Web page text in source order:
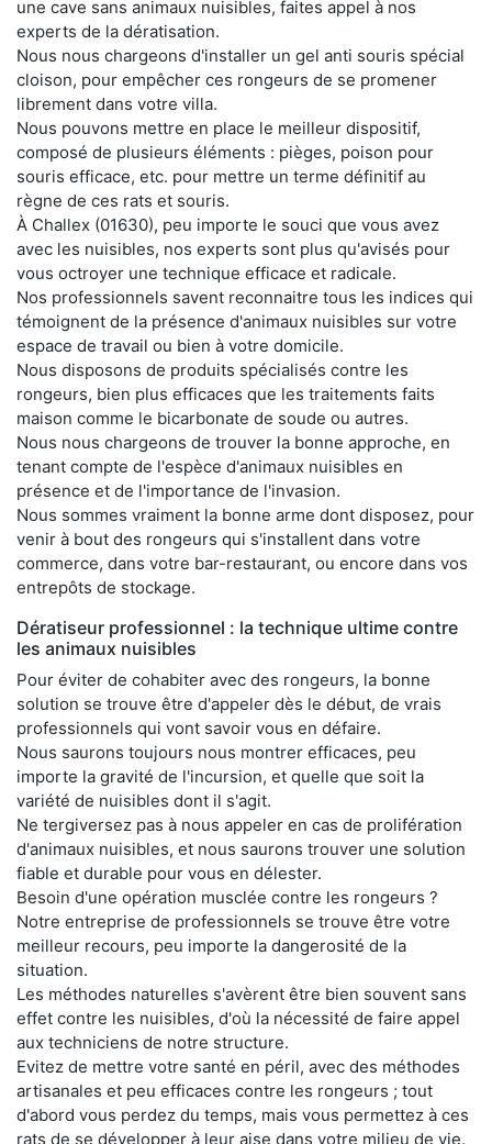
une cave sans animaux nuisibles, faites appel à nos
experts de la dératisation.
Nous nous chargeons d'installer un gel anti souris spécial
cloison, pour empêcher ces rongeurs de se promener
librement dans votre villa.
Nous pouvons mettre en place le meilleur dispositif,
composé de plusieurs éléments : pièges, poison pour
souris efficace, etc. pour mettre un terme définitif au
règne de ces rats et souris.
À Challex (01630), peu importe le souci que vous avez
avec les nuisibles, nos experts sont plus qu'avisés pour
vous octroyer une technique efficace et radicale.
Nos professionnels savent reconnaitre tous les indices qui
témoignent de la présence d'animaux nuisibles sur votre
espace de travail ou bien à votre domicile.
Nous disposons de produits spécialisés contre les
rongeurs, bien plus efficaces que les traitements faits
maison comme le bicarbonate de soude ou autres.
Nous nous chargeons de trouver la bonne approche, en
tenant compte de l'espèce d'animaux nuisibles en
présence et de l'importance de l'invasion.
Nous sommes vraiment la bonne arme dont disposez, pour
venir à bout des rongeurs qui s'installent dans votre
commerce, dans votre bar-restaurant, ou encore dans vos
entrepôts de stockage.
Dératiseur professionnel : la technique ultime contre
les animaux nuisibles
Pour éviter de cohabiter avec des rongeurs, la bonne
solution se trouve être d'appeler dès le début, de vrais
professionnels qui vont savoir vous en défaire.
Nous saurons toujours nous montrer efficaces, peu
importe la gravité de l'incursion, et quelle que soit la
variété de nuisibles dont il s'agit.
Ne tergiversez pas à nous appeler en cas de prolifération
d'animaux nuisibles, et nous saurons trouver une solution
fiable et durable pour vous en délester.
Besoin d'une opération musclée contre les rongeurs ?
Notre entreprise de professionnels se trouve être votre
meilleur recours, peu importe la dangerosité de la
situation.
Les méthodes naturelles s'avèrent être bien souvent sans
effet contre les nuisibles, d'où la nécessité de faire appel
aux techniciens de notre structure.
Evitez de mettre votre santé en péril, avec des méthodes
artisanales et peu efficaces contre les rongeurs ; tout
d'abord vous perdez du temps, mais vous permettez à ces
rats de se développer à leur aise dans votre milieu de vie.